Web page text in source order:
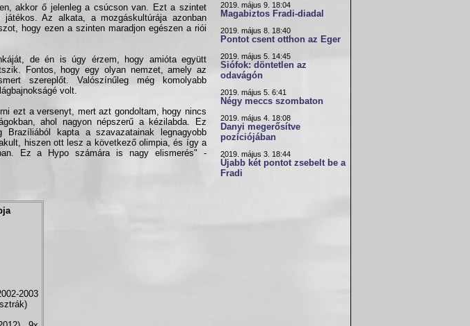
akkor ő jelenleg a csúcson van. Ezt a szintet
Az alkata, a mozgáskultúrája azonban
hogy ezen a szinten maradjon egészen a riói
de én is úgy érzem, hogy amióta együtt
Fontos, hogy egy olyan nemzet, amely az
szereplőt. Valószínűleg még komolyabb
volt.
ezt a versenyt, mert azt gondoltam, hogy nincs
ahol nagyon népszerű a kézilabda. Ez
Brazíliából kapta a szavazatainak legnagyobb
hiszen ott lesz a következő olimpia, és így a
Ez a Hypo számára is nagy elismerés" -
2003
2019. május 9. 18:04
Magabiztos Fradi-diadal
2019. május 8. 18:40
Pontot csent otthon az Eger
2019. május 5. 14:45
Siófok: döntetlen az
odavágón
2019. május 5. 6:41
Négy meccs szombaton
2019. május 4. 18:08
Danyi megerősítve
pozíciójában
2019. május 3. 18:44
Újabb két pontot zsebelt be a
Fradi